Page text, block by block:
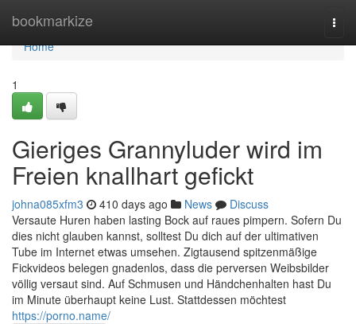
bookmarkize
Home
Home
1
Gieriges Grannyluder wird im
Freien knallhart gefickt
johna085xfm3 410 days ago News
Discuss
Versaute Huren haben lasting Bock auf raues pimpern. Sofern Du
dies nicht glauben kannst, solltest Du dich auf der ultimativen
Tube im Internet etwas umsehen. Zigtausend spitzenmäßige
Fickvideos belegen gnadenlos, dass die perversen Weibsbilder
völlig versaut sind. Auf Schmusen und Händchenhalten hast Du
im Minute überhaupt keine Lust. Stattdessen möchtest
https://porno.name/